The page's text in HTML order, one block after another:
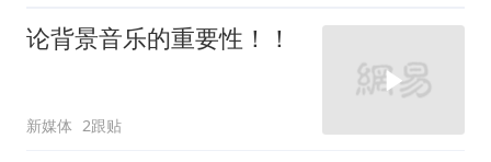
论背景音乐的重要性！！
新媒体 2跟贴